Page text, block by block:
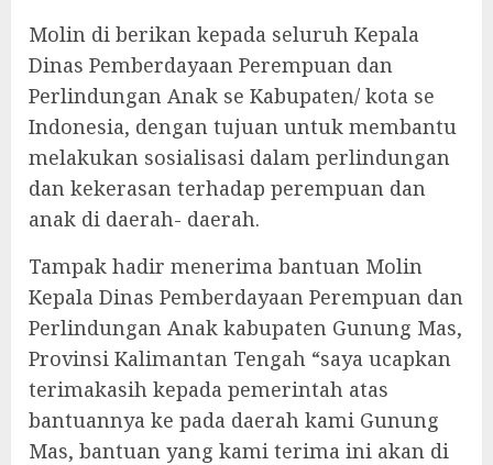
Molin di berikan kepada seluruh Kepala
Dinas Pemberdayaan Perempuan dan
Perlindungan Anak se Kabupaten/ kota se
Indonesia, dengan tujuan untuk membantu
melakukan sosialisasi dalam perlindungan
dan kekerasan terhadap perempuan dan
anak di daerah- daerah.
Tampak hadir menerima bantuan Molin
Kepala Dinas Pemberdayaan Perempuan dan
Perlindungan Anak kabupaten Gunung Mas,
Provinsi Kalimantan Tengah “saya ucapkan
terimakasih kepada pemerintah atas
bantuannya ke pada daerah kami Gunung
Mas, bantuan yang kami terima ini akan di